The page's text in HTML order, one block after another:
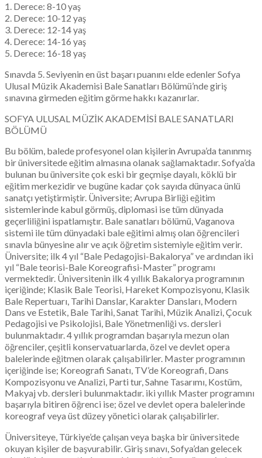
1. Derece: 8-10 yaş
2. Derece: 10-12 yaş
3. Derece: 12-14 yaş
4. Derece: 14-16 yaş
5. Derece: 16-18 yaş
Sınavda 5. Seviyenin en üst başarı puanını elde edenler Sofya
Ulusal Müzik Akademisi Bale Sanatları Bölümü’nde giriş
sınavına girmeden eğitim görme hakkı kazanırlar.
SOFYA ULUSAL MÜZİK AKADEMİSİ BALE SANATLARI
BÖLÜMÜ
Bu bölüm, balede profesyonel olan kişilerin Avrupa’da tanınmış
bir üniversitede eğitim almasına olanak sağlamaktadır. Sofya’da
bulunan bu üniversite çok eski bir geçmişe dayalı, köklü bir
eğitim merkezidir ve bugüne kadar çok sayıda dünyaca ünlü
sanatçı yetiştirmiştir. Üniversite; Avrupa Birliği eğitim
sistemlerinde kabul görmüş, diplomasi ise tüm dünyada
geçerliliğini ispatlamıştır. Bale sanatları bölümü, Vaganova
sistemi ile tüm dünyadaki bale eğitimi almış olan öğrencileri
sınavla bünyesine alır ve açık öğretim sistemiyle eğitim verir.
Üniversite; ilk 4 yıl “Bale Pedagojisi-Bakalorya” ve ardından iki
yıl “Bale teorisi-Bale Koreografisi-Master” programı
vermektedir. Üniversitenin ilk 4 yıllık Bakalorya programının
içeriğinde; Klasik Bale Teorisi, Hareket Kompozisyonu, Klasik
Bale Repertuarı, Tarihi Danslar, Karakter Dansları, Modern
Dans ve Estetik, Bale Tarihi, Sanat Tarihi, Müzik Analizi, Çocuk
Pedagojisi ve Psikolojisi, Bale Yönetmenliği vs. dersleri
bulunmaktadır. 4 yıllık programdan başarıyla mezun olan
öğrenciler, çeşitli konservatuarlarda, özel ve devlet opera
balelerinde eğitmen olarak çalışabilirler. Master programının
içeriğinde ise; Koreografi Sanatı, TV’de Koreografi, Dans
Kompozisyonu ve Analizi, Parti tur, Sahne Tasarımı, Kostüm,
Makyaj vb. dersleri bulunmaktadır. iki yıllık Master programını
başarıyla bitiren öğrenci ise; özel ve devlet opera balelerinde
koreograf veya üst düzey yönetici olarak çalışabilirler.
Üniversiteye, Türkiye’de çalışan veya başka bir üniversitede
okuyan kişiler de başvurabilir. Giriş sınavı, Sofya’dan gelecek